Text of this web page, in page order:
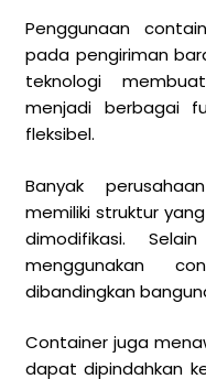
Penggunaan
pada pengiriman
teknologi
menjadi berbagai
fleksibel.
Banyak
memiliki struktur
dimodifikasi.
menggunakan
dibandingkan
Container juga
dapat dipindahkan